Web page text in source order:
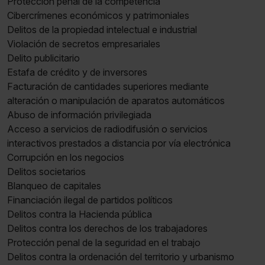
Cibercrímenes económicos y patrimoniales
Delitos de la propiedad intelectual e industrial
Violación de secretos empresariales
Delito publicitario
Estafa de crédito y de inversores
Facturación de cantidades superiores mediante
alteración o manipulación de aparatos automáticos
Abuso de información privilegiada
Acceso a servicios de radiodifusión o servicios
interactivos prestados a distancia por vía electrónica
Corrupción en los negocios
Delitos societarios
Blanqueo de capitales
Financiación ilegal de partidos políticos
Delitos contra la Hacienda pública
Delitos contra los derechos de los trabajadores
Protección penal de la seguridad en el trabajo
Delitos contra la ordenación del territorio y urbanismo